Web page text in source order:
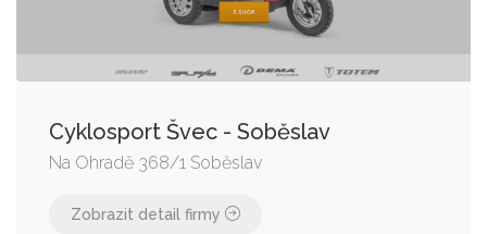
Cyklosport Švec - Soběslav
Na Ohradě 368/1 Soběslav
Zobrazit detail firmy